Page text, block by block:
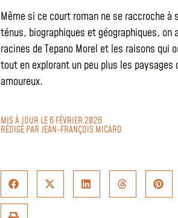
Même si ce court roman ne se raccroche à
ténus, biographiques et géographiques, on
racines de Tepano Morel et les raisons qui
tout en explorant un peu plus les
amoureux.
MIS À JOUR LE 6 FÉVRIER 2026
RÉDIGÉ PARJEAN-FRANÇOIS MICARD